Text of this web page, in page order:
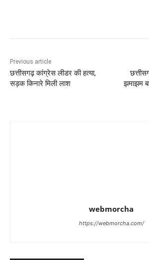
Previous article
छत्तीसगढ़ कांग्रेस लीडर की हत्या,
सड़क किनारे मिली लाश
झमाझम
webmorcha
https://webmorcha.com/